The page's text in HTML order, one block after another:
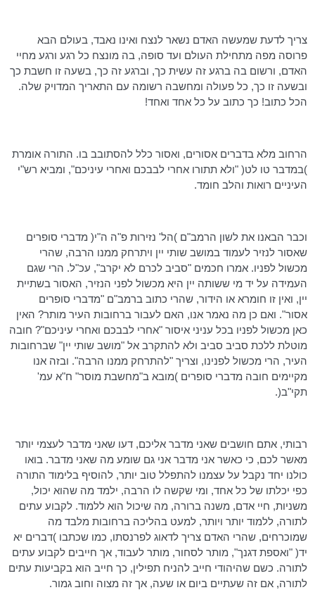
צריך לדעת שמעשה האדם נשאר לנצח ואינו נאבד, בעולם הבא
פרוסה מפה מתחילת העולם ועד סופה, בה מונצח כל רגע ורגע מחיי
האדם, ורשום בה ברגע זה עשית כך, וברגע זה כך, בשעה זו חשבת כך
ובשעה זו כך, כל פעולה ומחשבה רשומה עם התאריך המדויק שלה.
הכל כתוב! כך כתוב על כל אחד ואחד!
הרחוב מלא בדברים אסורים, ואסור כלל להסתובב בו. התורה אומרת
)במדבר טו לט( "ולא תתורו אחרי לבבכם ואחרי עיניכם", ומביא רש"י
העיניים רואות והלב חומד.
וכבר הבאנו את לשון הרמב"ם )הל' נזירות פ"ה ה"י( מדברי סופרים
שאסור לנזיר לעמוד במושב שותי יין ויתרחק ממנו הרבה, שהרי
מכשול לפניו. אמרו חכמים "סביב לכרם לא יקרב", עכ"ל. הרי שגם
העמידה על יד מי ששותה יין היא מכשול לפני הנזיר, האסור בשתיית
יין, ואין זו חומרא או הידור, שהרי כתוב ברמב"ם "מדברי סופרים
אסור". ואם כן מה נאמר אנו, האם לעבור ברחובות העיר מותר? האין
כאן מכשול לפניו בכל עניני איסור "אחרי לבבכם ואחרי עיניכם"? חובה
מוטלת ללכת סביב סביב ולא להתקרב אל "מושב שותי יין" שברחובות
העיר, הרי מכשול לפנינו, וצריך "להתרחק ממנו הרבה". ובזה אנו
מקיימים חובה מדברי סופרים )מובא ב"מחשבת מוסר" ח"א עמ'
תקי"ב(.
רבותי, אתם חושבים שאני מדבר אליכם, דעו שאני מדבר לעצמי יותר
מאשר לכם, כי כאשר אני מדבר אני גם שומע מה שאני מדבר. בואו
כולנו יחד נקבל על עצמנו להתפלל טוב יותר, להוסיף בלימוד התורה
כפי יכלתו של כל אחד, ומי שקשה לו הרבה, ילמד מה שהוא יכול,
משניות, חיי אדם, משנה ברורה, מה שיכול הוא ללמוד. לקבוע עתים
לתורה, ללמוד יותר ויותר, למעט בהליכה ברחובות מלבד מה
שמוכרחים, שהרי האדם צריך לדאוג לפרנסתו, כמו שכתבו )דברים יא
יד( "ואספת דגנך", מותר לסחור, מותר לעבוד, אך חייבים לקבוע עתים
לתורה. כשם שהיהודי חייב להניח תפילין, כך חייב הוא בקביעות עתים
לתורה, אם זה שעתיים ביום או שעה, אך זה מצוה וחוב גמור.